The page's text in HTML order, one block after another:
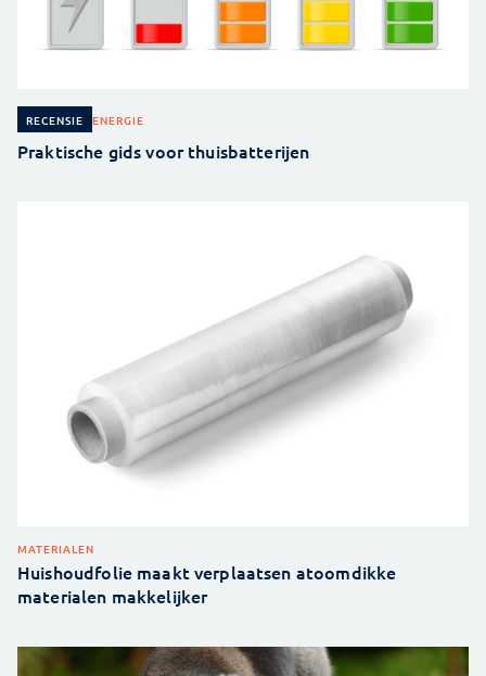
RECENSIE ENERGIE
Praktische gids voor thuisbatterijen
MATERIALEN
Huishoudfolie maakt verplaatsen atoomdikke
materialen makkelijker